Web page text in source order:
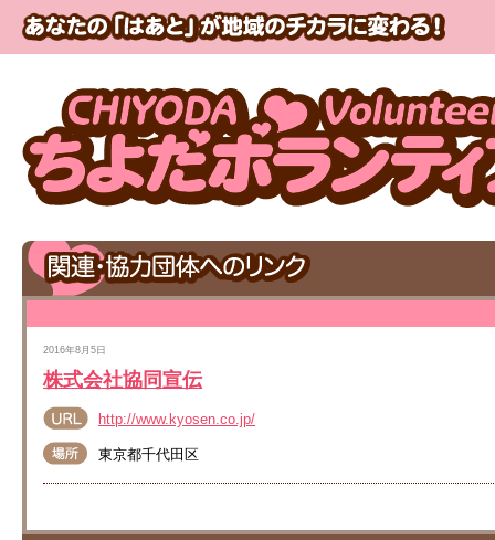
2016年8月5日
株式会社協同宣伝
http://www.kyosen.co.jp/
東京都千代田区